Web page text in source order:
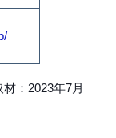
材：2023年7月